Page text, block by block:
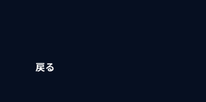
戻る